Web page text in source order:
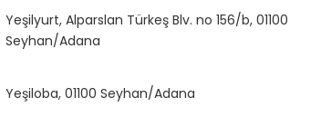
Yeşilyurt, Alparslan Türkeş Blv. no 156/b, 01100
Seyhan/Adana
Yeşiloba, 01100 Seyhan/Adana